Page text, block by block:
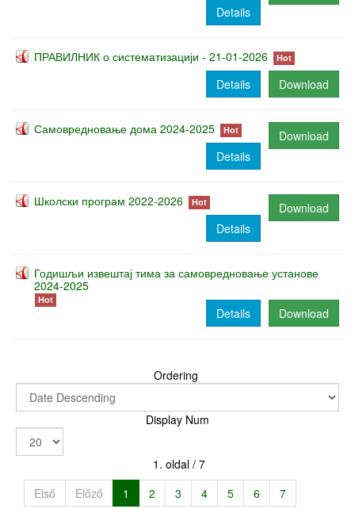
Details
ПРАВИЛНИК о систематизацији - 21-01-2026 Hot
Download
Details
Самовредновање дома 2024-2025 Hot
Download
Details
Школски програм 2022-2026 Hot
Download
Details
Годишљи извештај тима за самовредновање установе
2024-2025
Hot
Download
Details
Ordering
Display Num
1. oldal / 7
Első
Előző 1 2 3 4 5 6 7